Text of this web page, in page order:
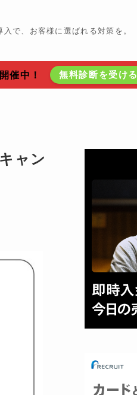
で、お客様に選ばれる対策を。
催中！ 無料診断を受ける
ャン